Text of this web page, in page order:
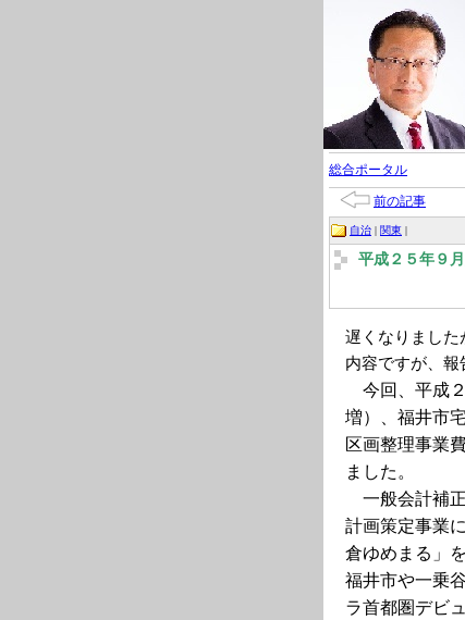
総合ポータル
前の記事
自治 | 関東 |
平成２５年９
遅くなりました
内容ですが、報
今回、平成
増）、福井市
区画整理事業
ました。
一般会計補
計画策定事業
倉ゆめまる」
福井市や一乗
ラ首都圏デビ